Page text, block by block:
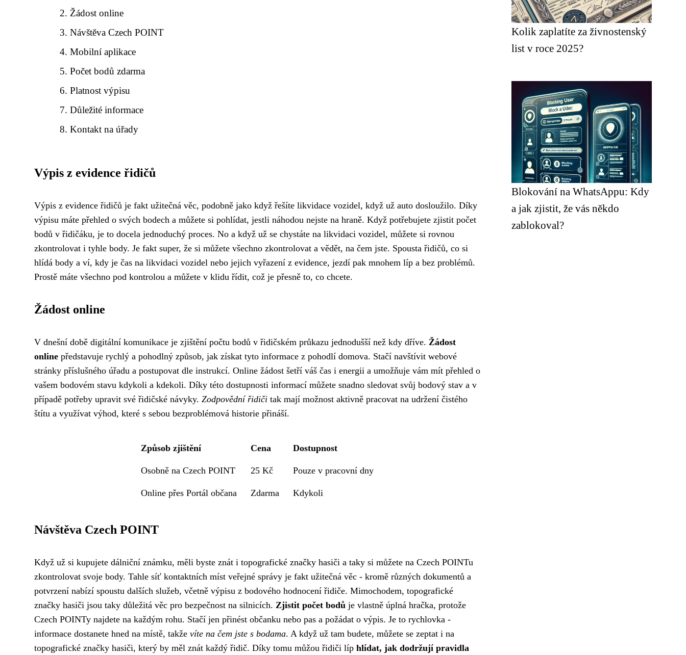
Žádost online
Návštěva Czech POINT
Mobilní aplikace
Počet bodů zdarma
Platnost výpisu
Důležité informace
Kontakt na úřady
Výpis z evidence řidičů
Výpis z evidence řidičů je fakt užitečná věc, podobně jako když řešíte likvidace vozidel, když už auto dosloužilo. Díky
výpisu máte přehled o svých bodech a můžete si pohlídat, jestli náhodou nejste na hraně. Když potřebujete zjistit počet
bodů v řidičáku, je to docela jednoduchý proces. No a když už se chystáte na likvidaci vozidel, můžete si rovnou
zkontrolovat i tyhle body. Je fakt super, že si můžete všechno zkontrolovat a vědět, na čem jste. Spousta řidičů, co si
hlídá body a ví, kdy je čas na likvidaci vozidel nebo jejich vyřazení z evidence, jezdí pak mnohem líp a bez problémů.
Prostě máte všechno pod kontrolou a můžete v klidu řídit, což je přesně to, co chcete.
Žádost online
V dnešní době digitální komunikace je zjištění počtu bodů v řidičském průkazu jednodušší než kdy dříve. Žádost
online představuje rychlý a pohodlný způsob, jak získat tyto informace z pohodlí domova. Stačí navštívit webové
stránky příslušného úřadu a postupovat dle instrukcí. Online žádost šetří váš čas i energii a umožňuje vám mít přehled o
vašem bodovém stavu kdykoli a kdekoli. Díky této dostupnosti informací můžete snadno sledovat svůj bodový stav a v
případě potřeby upravit své řidičské návyky. Zodpovědní řidiči tak mají možnost aktivně pracovat na udržení čistého
štítu a využívat výhod, které s sebou bezproblémová historie přináší.
Způsob zjištění Cena Dostupnost
Osobně na Czech POINT 25 Kč Pouze v pracovní dny
Online přes Portál občana Zdarma Kdykoli
Návštěva Czech POINT
Když už si kupujete dálniční známku, měli byste znát i topografické značky hasiči a taky si můžete na Czech POINTu
zkontrolovat svoje body. Tahle síť kontaktních míst veřejné správy je fakt užitečná věc - kromě různých dokumentů a
potvrzení nabízí spoustu dalších služeb, včetně výpisu z bodového hodnocení řidiče. Mimochodem, topografické
značky hasiči jsou taky důležitá věc pro bezpečnost na silnicích. Zjistit počet bodů je vlastně úplná hračka, protože
Czech POINTy najdete na každým rohu. Stačí jen přinést občanku nebo pas a požádat o výpis. Je to rychlovka -
informace dostanete hned na místě, takže víte na čem jste s bodama. A když už tam budete, můžete se zeptat i na
topografické značky hasiči, který by měl znát každý řidič. Díky tomu můžou řidiči líp hlídat, jak dodržují pravidla
Kolik zaplatíte za živnostenský
list v roce 2025?
Blokování na WhatsAppu: Kdy
a jak zjistit, že vás někdo
zablokoval?